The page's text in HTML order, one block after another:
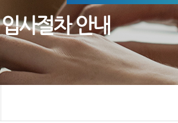
입사절차 안내